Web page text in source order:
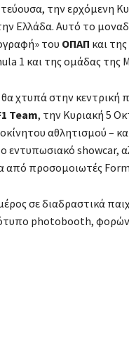
την ερχόμενη
Ελλάδα. Αυτό το
του ΟΠΑΠ και
1 και της ομάδας της
χτυπά στην κεντρική
Team, την Κυριακή 5
αθλητισμού –
showcar,
από προσομοιωτές
σε διαδραστικά
photobooth,